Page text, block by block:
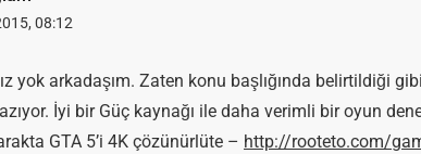
08:12
yok arkadaşım. Zaten konu başlığında belirtildiği
İyi bir Güç kaynağı ile daha verimli bir oyun
GTA 5’i 4K çözünürlüte – http://rooteto.com/